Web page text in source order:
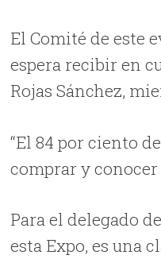
El Comité de este
espera recibir en
Rojas Sánchez,
“El 84 por ciento
comprar y conocer
Para el delegado
esta Expo, es una